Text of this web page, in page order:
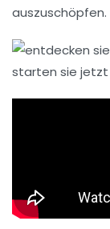
auszuschöpfen.